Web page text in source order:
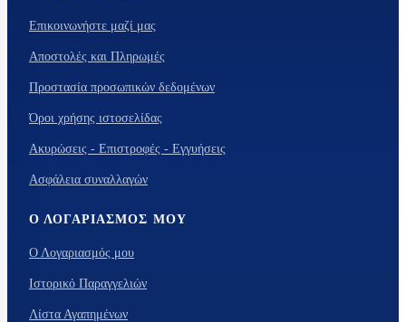
Επικοινωνήστε μαζί μας
Αποστολές και Πληρωμές
Προστασία προσωπικών δεδομένων
Όροι χρήσης ιστοσελίδας
Ακυρώσεις - Επιστροφές - Εγγυήσεις
Ασφάλεια συναλλαγών
Ο ΛΟΓΑΡΙΑΣΜΌΣ ΜΟΥ
Ο Λογαριασμός μου
Ιστορικό Παραγγελιών
Λίστα Αγαπημένων